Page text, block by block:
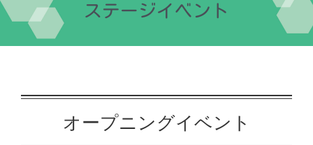
ステージイベント
オープニングイベント